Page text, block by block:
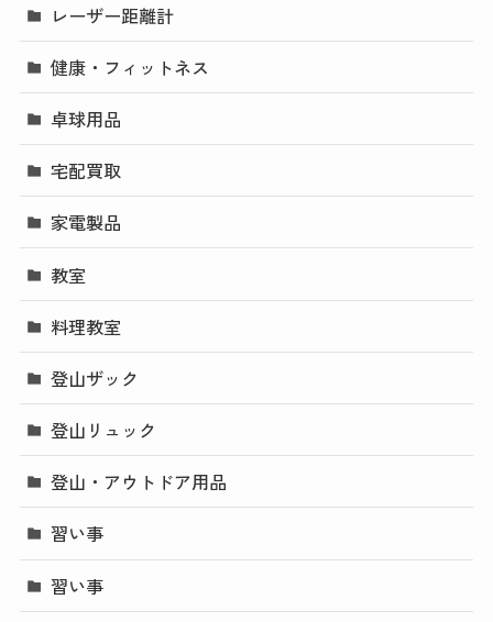
レーザー距離計
健康・フィットネス
卓球用品
宅配買取
家電製品
教室
料理教室
登山ザック
登山リュック
登山・アウトドア用品
習い事
習い事